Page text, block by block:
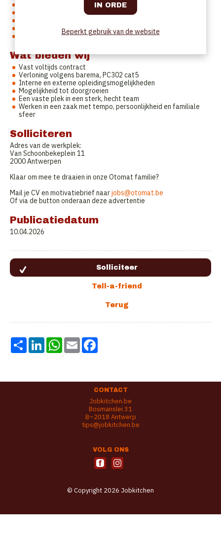
Rust bewaart wanneer het druk wordt
Energie haalt uit mensen laten shinen, team én gasten
Klaar is om door te groeien naar meer verantwoordelijkheid
Zich goed voelt in een operationele rol op de vloer
Wat bieden wij
Vast voltijds contract
Verloning volgens barema, PC302 cat5
Interne en externe opleidingsmogelijkheden
Mogelijkheid tot doorgroeien
Een vaste plek in een sterk, hecht team
Werken in een zaak met tempo, persoonlijkheid en familiale
sfeer
Solliciteren
Adres van de werkplek:
Van Schoonbekeplein 11
2000 Antwerpen
Klaar om mee te draaien in onze Otomat familie?
Mail je CV en motivatiebrief naarjobs@otomat.be
Of via de button onderaan deze advertentie
Publicatiedatum
10.04.2026
Share LinkedInWhatsApp
Email
CONTACT
Jobkitchen.be
Bosmanslei 31
B–2018 Antwerp
tips@jobkitchen.be
VOLG ONS
© Copyright 2026 Jobkitchen
Beperkt gebruik van de website